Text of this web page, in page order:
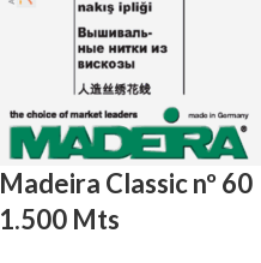
Madeira Classic nº 60
1.500 Mts